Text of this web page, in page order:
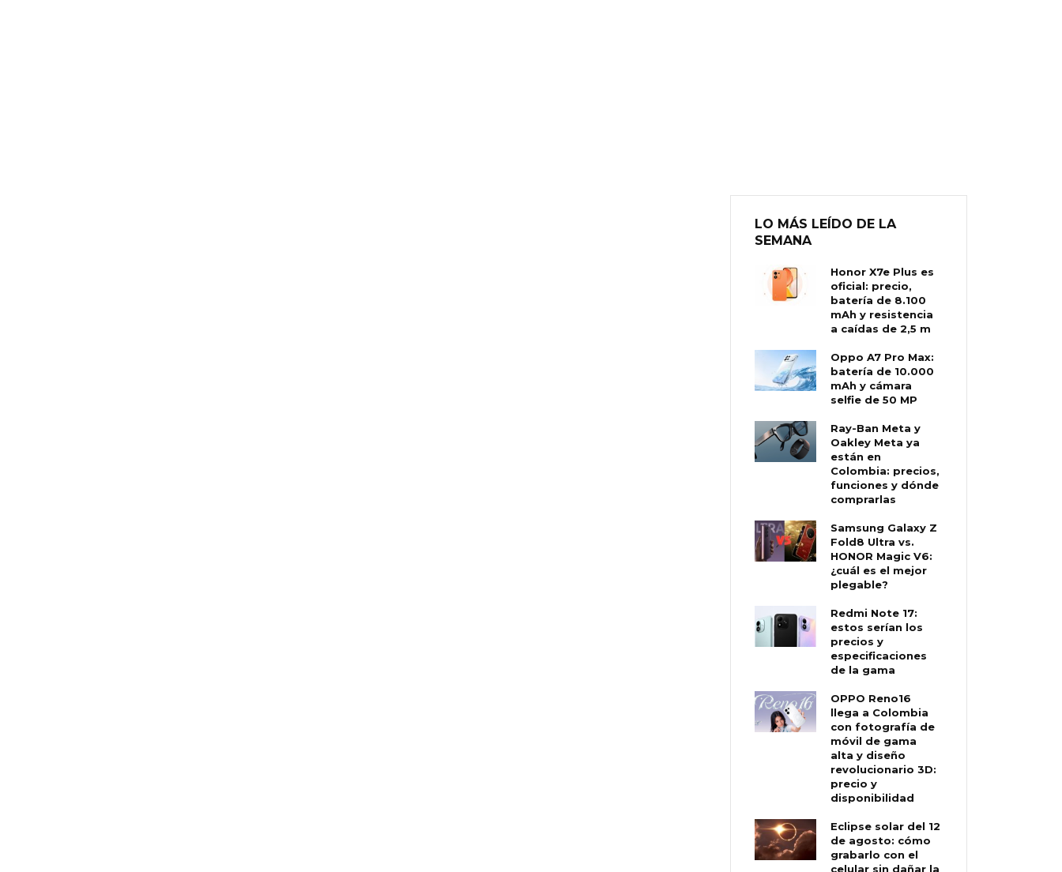
LO MÁS LEÍDO DE LA
SEMANA
Honor X7e Plus es
oficial: precio,
batería de 8.100
mAh y resistencia
a caídas de 2,5 m
Oppo A7 Pro Max:
batería de 10.000
mAh y cámara
selfie de 50 MP
Ray-Ban Meta y
Oakley Meta ya
están en
Colombia: precios,
funciones y dónde
comprarlas
Samsung Galaxy Z
Fold8 Ultra vs.
HONOR Magic V6:
¿cuál es el mejor
plegable?
Redmi Note 17:
estos serían los
precios y
especificaciones
de la gama
OPPO Reno16
llega a Colombia
con fotografía de
móvil de gama
alta y diseño
revolucionario 3D:
precio y
disponibilidad
Eclipse solar del 12
de agosto: cómo
grabarlo con el
celular sin dañar la